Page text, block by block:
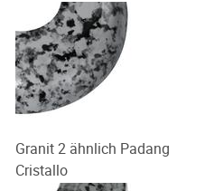
Granit 2 ähnlich Padang
Cristallo